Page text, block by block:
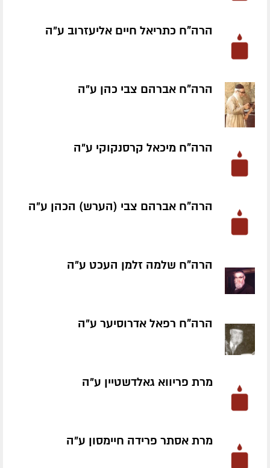
הרה"ח כתריאל חיים אליעזרוב ע״ה
הרה"ח אברהם צבי כהן ע״ה
הרה"ח מיכאל קרסנקוקי ע״ה
הרה"ח אברהם צבי (הערש) הכהן ע״ה
הרה"ח שלמה זלמן העכט ע״ה
הרה"ח רפאל אדרוסיער ע״ה
מרת פריווא גאלדשטיין ע״ה
מרת אסתר פרידה חיימסון ע״ה